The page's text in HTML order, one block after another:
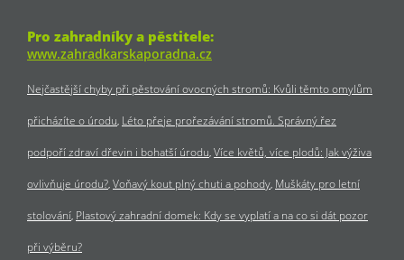
Pro zahradníky a pěstitele:
www.zahradkarskaporadna.cz
Nejčastější chyby při pěstování ovocných stromů: Kvůli těmto omylům
přicházíte o úrodu Léto přeje prořezávání stromů. Správný řez
podpoří zdraví dřevin i bohatší úrodu Více květů, více plodů: Jak výživa
ovlivňuje úrodu? Voňavý kout plný chuti a pohody Muškáty pro letní
stolování Plastový zahradní domek: Kdy se vyplatí a na co si dát pozor
při výběru?